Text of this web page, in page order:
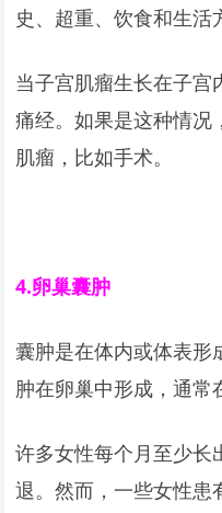
史、超重、饮食和生活
当子宫肌瘤生长在子宫
痛经。如果是这种情况
肌瘤，比如手术。
4.卵巢囊肿
囊肿是在体内或体表形
肿在卵巢中形成，通常
许多女性每个月至少长
退。然而，一些女性患